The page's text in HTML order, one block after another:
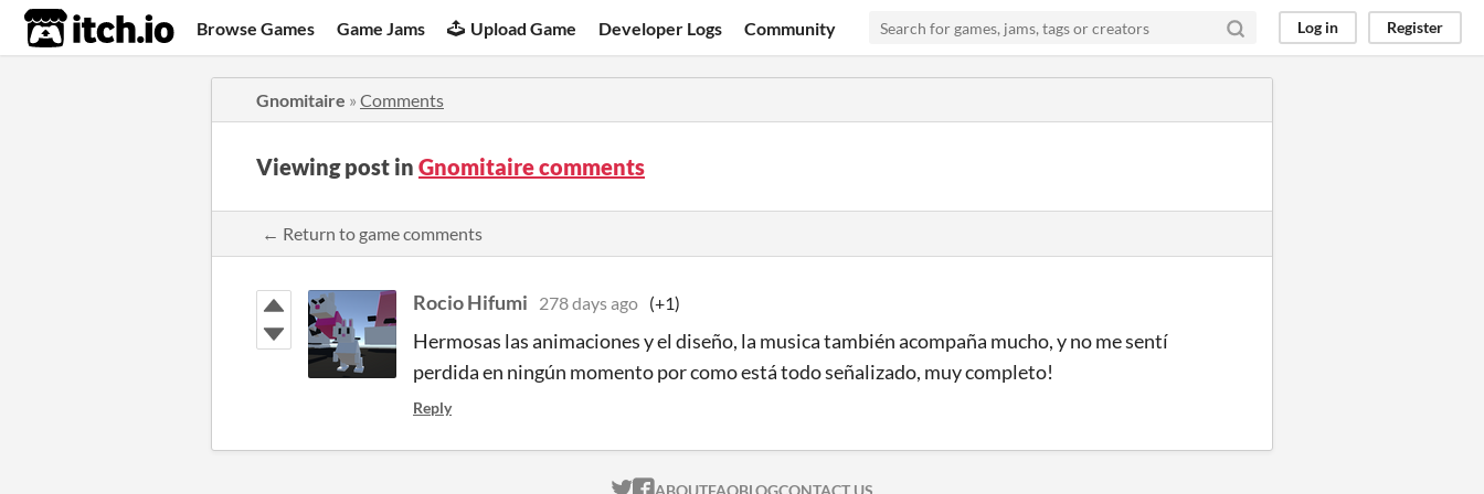
itch.io Browse Games Game Jams Upload Game Developer Logs Community Log in Register
Gnomitaire » Comments
Viewing post in Gnomitaire comments
← Return to game comments
Rocio Hifumi 278 days ago (+1)
Hermosas las animaciones y el diseño, la musica también acompaña mucho, y no me sentí
perdida en ningún momento por como está todo señalizado, muy completo!
Reply
ABOUTFAQBLOGCONTACT US